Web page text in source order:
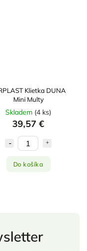
Klietka DUNA
Mini Multy
Skladem (4 ks)
39,57 €
Do košíka